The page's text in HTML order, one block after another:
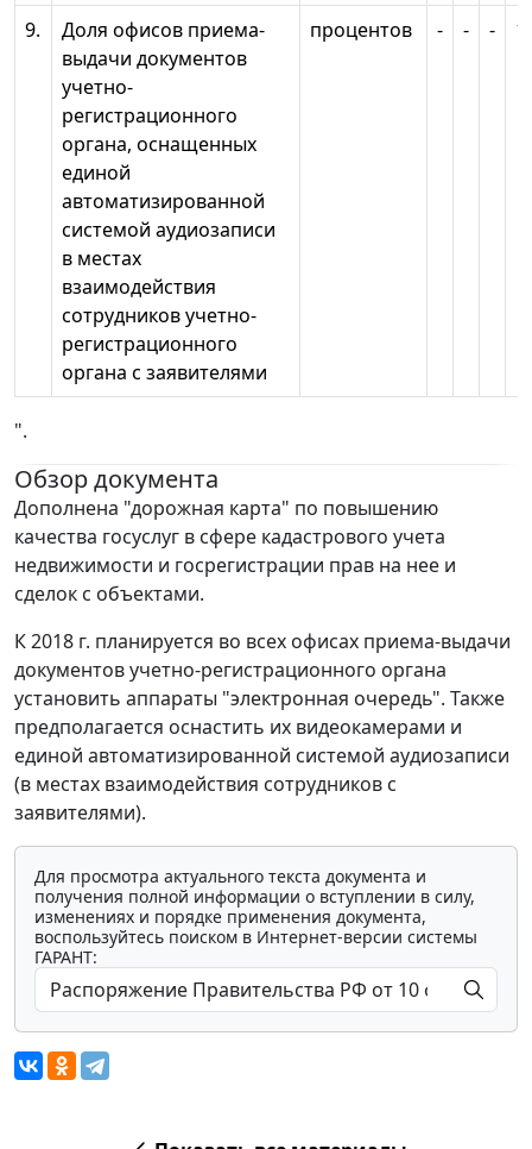
9.
Доля офисов приема-
выдачи документов
учетно-
регистрационного
органа, оснащенных
единой
автоматизированной
системой аудиозаписи
в местах
взаимодействия
сотрудников учетно-
регистрационного
органа с заявителями
процентов - - -
".
Обзор документа
Дополнена "дорожная карта" по повышению
качества госуслуг в сфере кадастрового учета
недвижимости и госрегистрации прав на нее и
сделок с объектами.
К 2018 г. планируется во всех офисах приема-выдачи
документов учетно-регистрационного органа
установить аппараты "электронная очередь". Также
предполагается оснастить их видеокамерами и
единой автоматизированной системой аудиозаписи
(в местах взаимодействия сотрудников с
заявителями).
Для просмотра актуального текста документа и
получения полной информации о вступлении в силу,
изменениях и порядке применения документа,
воспользуйтесь поиском в Интернет-версии системы
ГАРАНТ: